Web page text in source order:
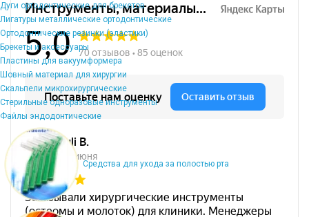
Дуги ортодонтические для брекетов
Лигатуры металлические ортодонтические
Ортодонтические резинки (эластики)
Брекеты и аксессуары
Пластины для вакуумформера
Шовный материал для хирургии
Скальпели микрохирургические
Стерильные одноразовые инструменты
Файлы эндодонтические
Средства для ухода за полостью рта